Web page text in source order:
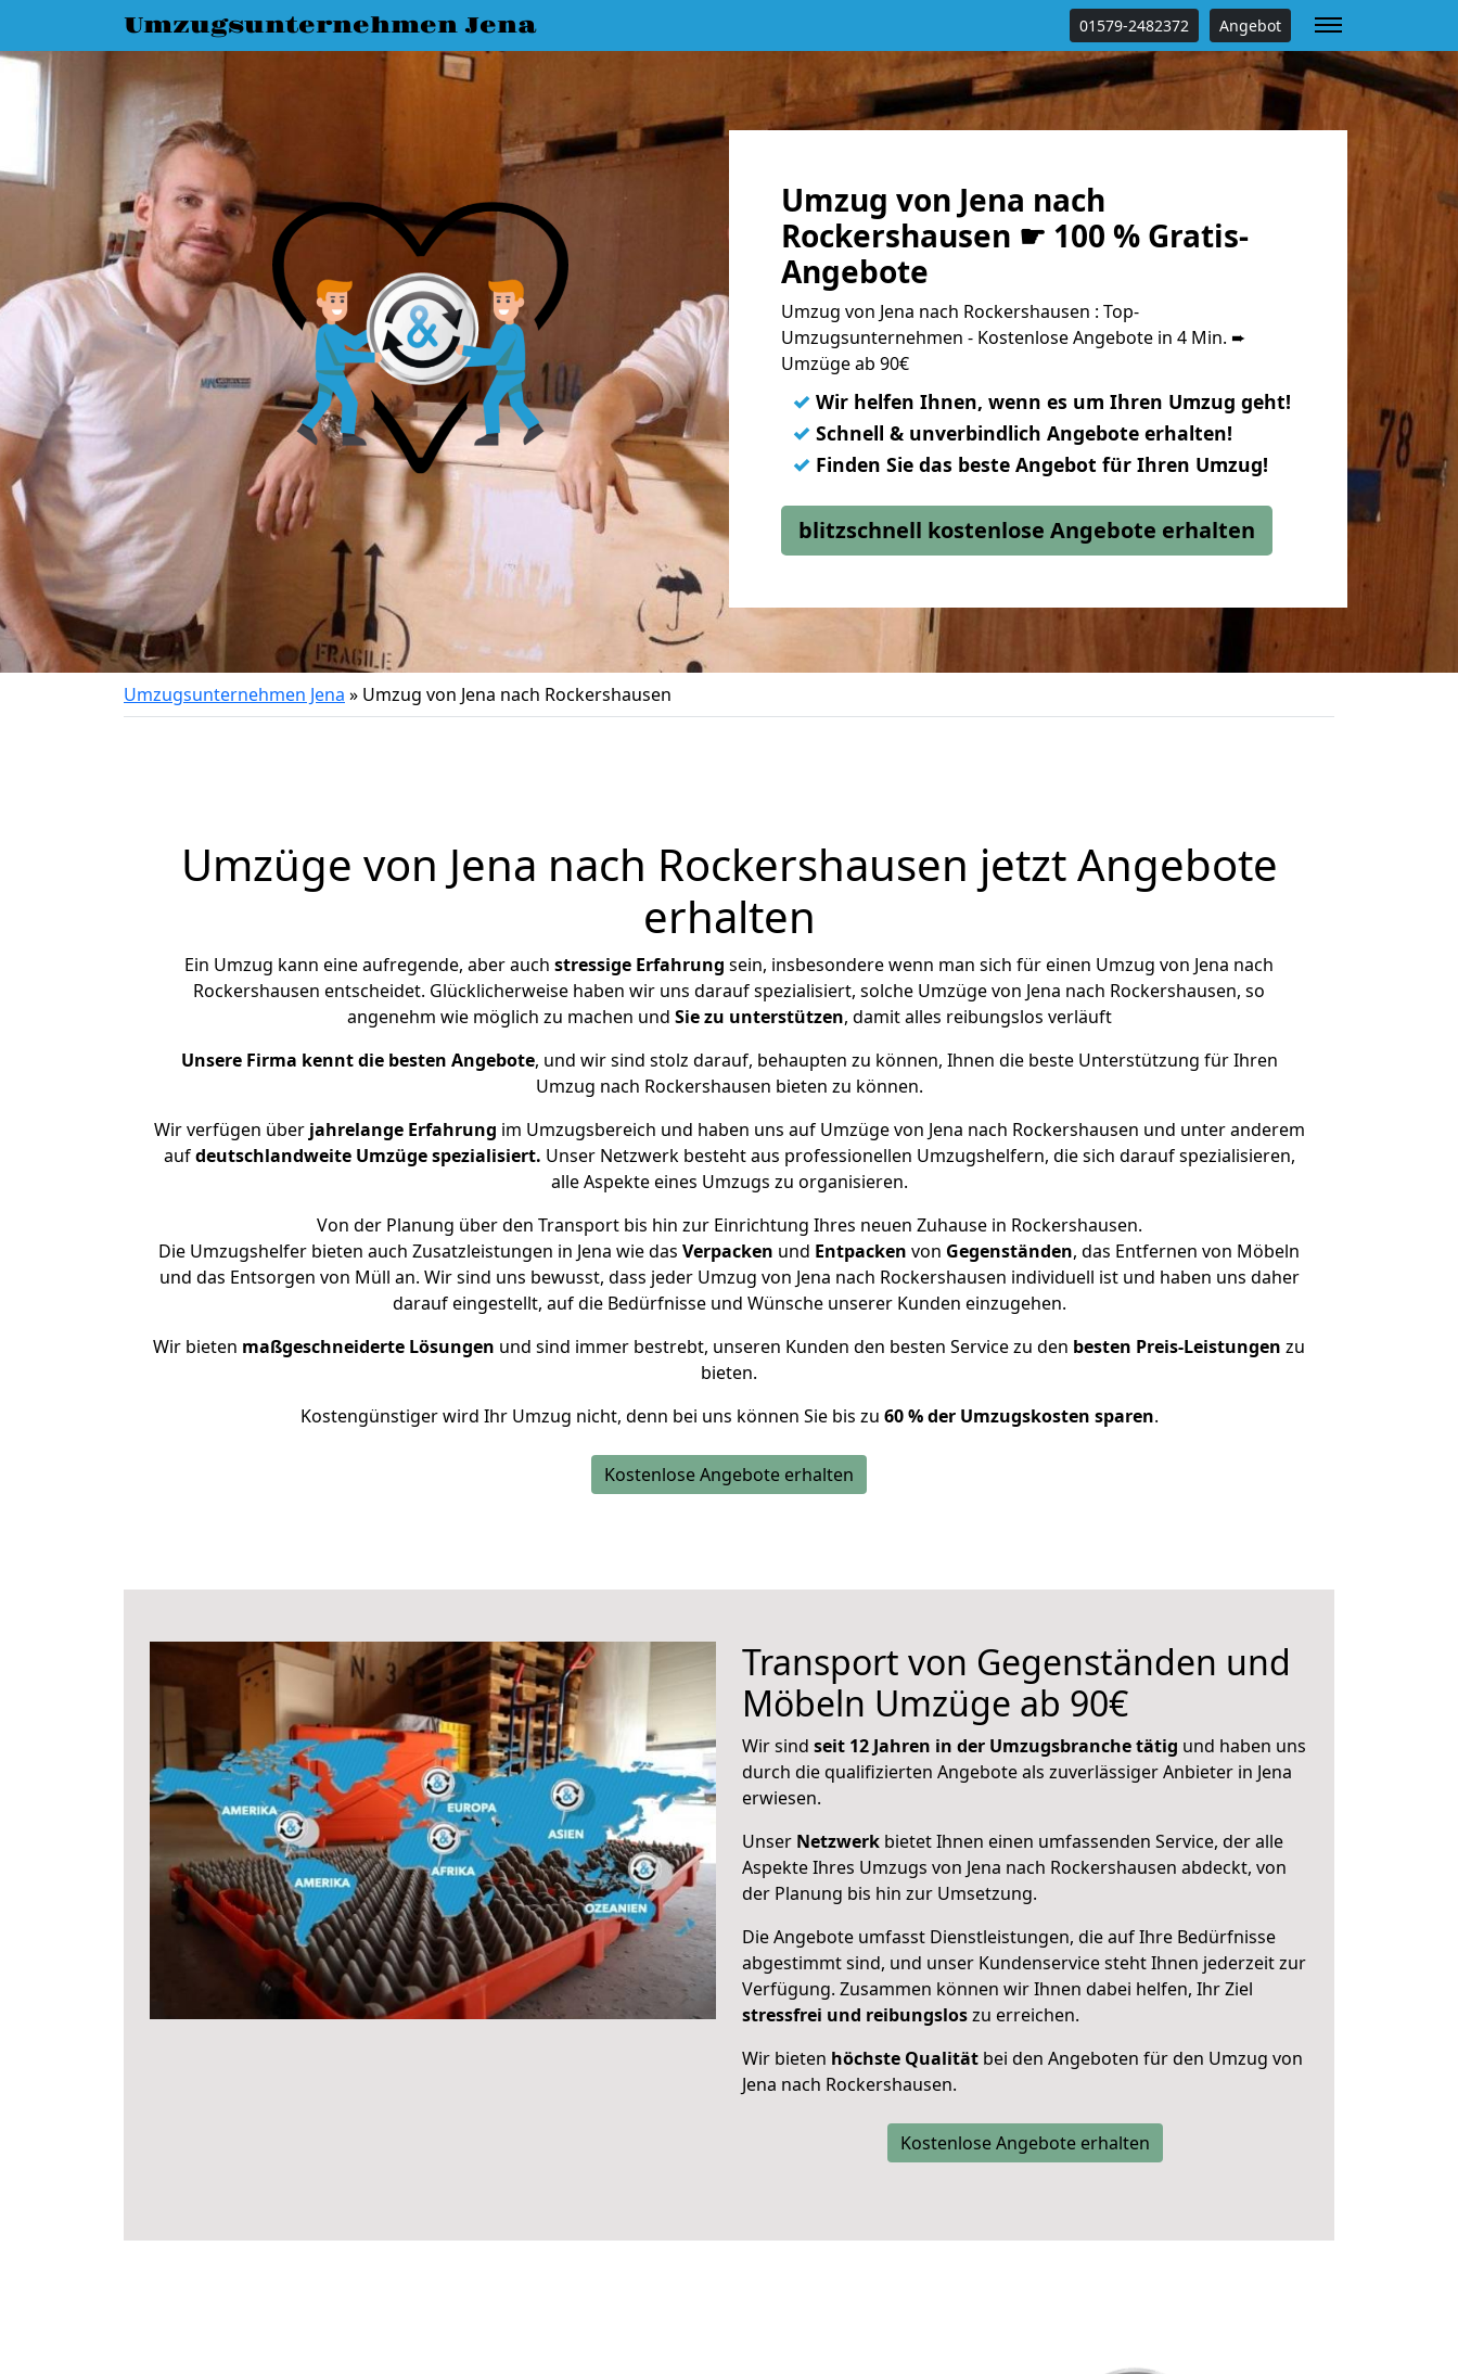
Umzugsunternehmen Jena 01579-2482372 Angebot
Umzug von Jena nach
Rockershausen ☛ 100 % Gratis-
Angebote
Umzug von Jena nach Rockershausen : Top-
Umzugsunternehmen - Kostenlose Angebote in 4 Min. ➨
Umzüge ab 90€
✓ Wir helfen Ihnen, wenn es um Ihren Umzug geht!
✓ Schnell & unverbindlich Angebote erhalten!
✓ Finden Sie das beste Angebot für Ihren Umzug!
blitzschnell kostenlose Angebote erhalten
Umzugsunternehmen Jena » Umzug von Jena nach Rockershausen
Umzüge von Jena nach Rockershausen jetzt Angebote
erhalten
Ein Umzug kann eine aufregende, aber auch stressige Erfahrung sein, insbesondere wenn man sich für einen Umzug von Jena nach
Rockershausen entscheidet. Glücklicherweise haben wir uns darauf spezialisiert, solche Umzüge von Jena nach Rockershausen, so
angenehm wie möglich zu machen und Sie zu unterstützen, damit alles reibungslos verläuft
Unsere Firma kennt die besten Angebote, und wir sind stolz darauf, behaupten zu können, Ihnen die beste Unterstützung für Ihren
Umzug nach Rockershausen bieten zu können.
Wir verfügen überjahrelange Erfahrung im Umzugsbereich und haben uns auf Umzüge von Jena nach Rockershausen und unter anderem
aufdeutschlandweite Umzüge spezialisiert. Unser Netzwerk besteht aus professionellen Umzugshelfern, die sich darauf spezialisieren,
alle Aspekte eines Umzugs zu organisieren.
Von der Planung über den Transport bis hin zur Einrichtung Ihres neuen Zuhause in Rockershausen.
Die Umzugshelfer bieten auch Zusatzleistungen in Jena wie das Verpacken und Entpacken von Gegenständen, das Entfernen von Möbeln
und das Entsorgen von Müll an. Wir sind uns bewusst, dass jeder Umzug von Jena nach Rockershausen individuell ist und haben uns daher
darauf eingestellt, auf die Bedürfnisse und Wünsche unserer Kunden einzugehen.
Wir bieten maßgeschneiderte Lösungen und sind immer bestrebt, unseren Kunden den besten Service zu den besten Preis-Leistungen zu
bieten.
Kostengünstiger wird Ihr Umzug nicht, denn bei uns können Sie bis zu 60 % der Umzugskosten sparen.
Kostenlose Angebote erhalten
Transport von Gegenständen und
Möbeln Umzüge ab 90€
Wir sind seit 12 Jahren in der Umzugsbranche tätig und haben uns
durch die qualifizierten Angebote als zuverlässiger Anbieter in Jena
erwiesen.
Unser Netzwerk bietet Ihnen einen umfassenden Service, der alle
Aspekte Ihres Umzugs von Jena nach Rockershausen abdeckt, von
der Planung bis hin zur Umsetzung.
Die Angebote umfasst Dienstleistungen, die auf Ihre Bedürfnisse
abgestimmt sind, und unser Kundenservice steht Ihnen jederzeit zur
Verfügung. Zusammen können wir Ihnen dabei helfen, Ihr Ziel
stressfrei und reibungsloszu erreichen.
Wir bieten höchste Qualität bei den Angeboten für den Umzug von
Jena nach Rockershausen.
Kostenlose Angebote erhalten